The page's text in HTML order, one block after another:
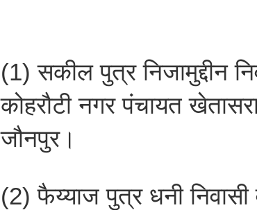
(1) सकील पुत्र निजामुद्दीन
कोहरौटी नगर पंचायत
जौनपुर।
(2) फैय्याज पुत्र धनी निवासी